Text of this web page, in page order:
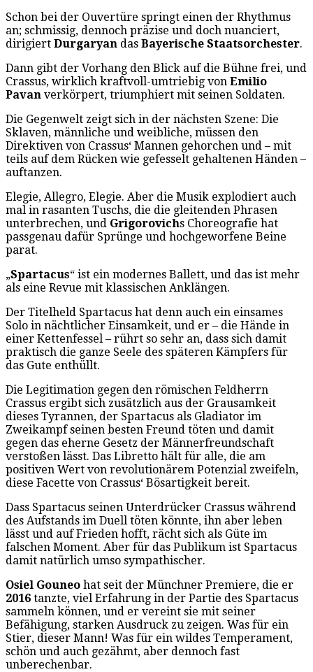
Schon bei der Ouvertüre springt einen der Rhythmus
an; schmissig, dennoch präzise und doch nuanciert,
dirigiert Durgaryan das Bayerische Staatsorchester.
Dann gibt der Vorhang den Blick auf die Bühne frei, und
Crassus, wirklich kraftvoll-umtriebig von Emilio
Pavan verkörpert, triumphiert mit seinen Soldaten.
Die Gegenwelt zeigt sich in der nächsten Szene: Die
Sklaven, männliche und weibliche, müssen den
Direktiven von Crassus‘ Mannen gehorchen und – mit
teils auf dem Rücken wie gefesselt gehaltenen Händen –
auftanzen.
Elegie, Allegro, Elegie. Aber die Musik explodiert auch
mal in rasanten Tuschs, die die gleitenden Phrasen
unterbrechen, und Grigorovichs Choreografie hat
passgenau dafür Sprünge und hochgeworfene Beine
parat.
„Spartacus“ ist ein modernes Ballett, und das ist mehr
als eine Revue mit klassischen Anklängen.
Der Titelheld Spartacus hat denn auch ein einsames
Solo in nächtlicher Einsamkeit, und er – die Hände in
einer Kettenfessel – rührt so sehr an, dass sich damit
praktisch die ganze Seele des späteren Kämpfers für
das Gute enthüllt.
Die Legitimation gegen den römischen Feldherrn
Crassus ergibt sich zusätzlich aus der Grausamkeit
dieses Tyrannen, der Spartacus als Gladiator im
Zweikampf seinen besten Freund töten und damit
gegen das eherne Gesetz der Männerfreundschaft
verstoßen lässt. Das Libretto hält für alle, die am
positiven Wert von revolutionärem Potenzial zweifeln,
diese Facette von Crassus‘ Bösartigkeit bereit.
Dass Spartacus seinen Unterdrücker Crassus während
des Aufstands im Duell töten könnte, ihn aber leben
lässt und auf Frieden hofft, rächt sich als Güte im
falschen Moment. Aber für das Publikum ist Spartacus
damit natürlich umso sympathischer.
Osiel Gouneo hat seit der Münchner Premiere, die er
2016 tanzte, viel Erfahrung in der Partie des Spartacus
sammeln können, und er vereint sie mit seiner
Befähigung, starken Ausdruck zu zeigen. Was für ein
Stier, dieser Mann! Was für ein wildes Temperament,
schön und auch gezähmt, aber dennoch fast
unberechenbar.